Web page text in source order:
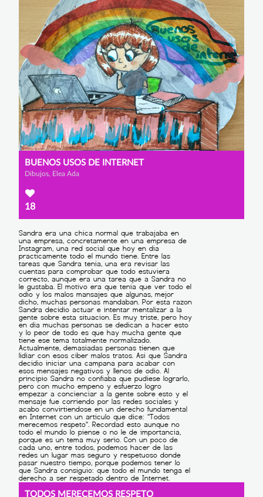
BUENOS USOS DE INTERNET
Dibujos, Elea Ada
18
TODOS MERECEMOS RESPETO